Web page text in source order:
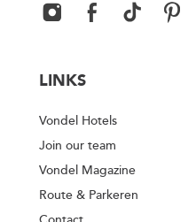
LINKS
Vondel Hotels
Join our team
Vondel Magazine
Route & Parkeren